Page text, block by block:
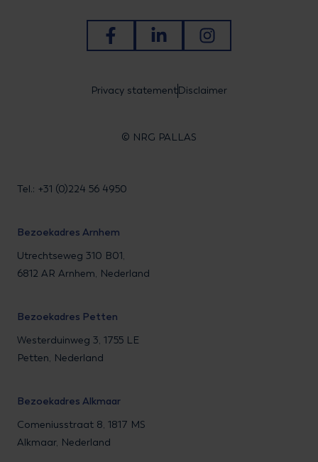
Ga naar Facebook
Ga naar LinkedInGa naar Instagram
Privacy statementDisclaimer
© NRG PALLAS
Tel.: +31 (0)224 56 4950
Bezoekadres Arnhem
Utrechtseweg 310 B01,
6812 AR Arnhem, Nederland
Bezoekadres Petten
Westerduinweg 3, 1755 LE
Petten, Nederland
Bezoekadres Alkmaar
Comeniusstraat 8, 1817 MS
Alkmaar, Nederland